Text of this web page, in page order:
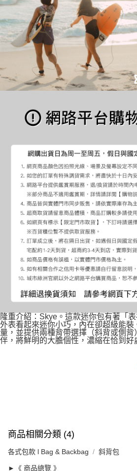
隆重介紹：Skye。這款迷你包有著「
外表看起來迷你小巧，內在卻超級能裝
量，並提供兩種背帶選擇（斜背或側
伴，將鮮明的大膽個性，濃縮在恰到好
商品相關分類 (4)
各式包款 l Bag & Backbag 斜背包
►《 商品總覽 》